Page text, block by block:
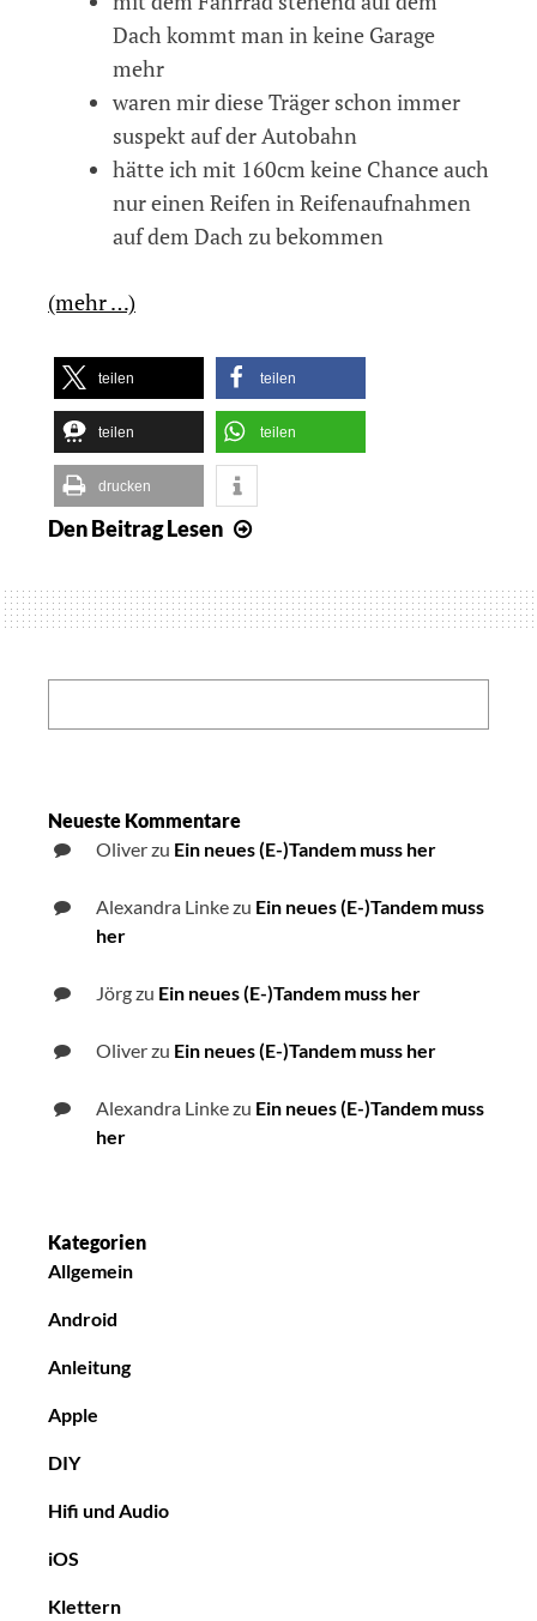
Dach kommt man in keine Garage
mehr
waren mir diese Träger schon immer
suspekt auf der Autobahn
hätte ich mit 160cm keine Chance auch
nur einen Reifen in Reifenaufnahmen
auf dem Dach zu bekommen
(mehr …)
teilen teilen
teilen teilen
drucken
Den BeitragLesen
unser
Tandem
Neueste Kommentare
Oliverzu Ein neues (E-)Tandem muss her
Alexandra Linkezu Ein neues (E-)Tandem muss
her
Jörgzu Ein neues (E-)Tandem muss her
Oliverzu Ein neues (E-)Tandem muss her
Alexandra Linkezu Ein neues (E-)Tandem muss
her
Kategorien
Allgemein
Android
Anleitung
Apple
DIY
Hifi und Audio
iOS
Klettern